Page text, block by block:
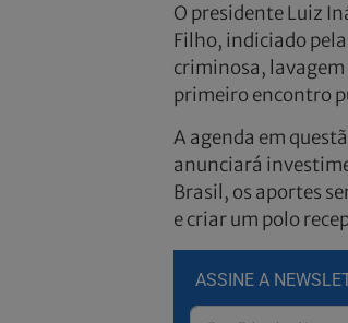
O presidente Luiz
Filho, indiciado
criminosa,
primeiro encontro
A agenda em
anunciará
Brasil, os aportes
e criar um polo
ASSINE A